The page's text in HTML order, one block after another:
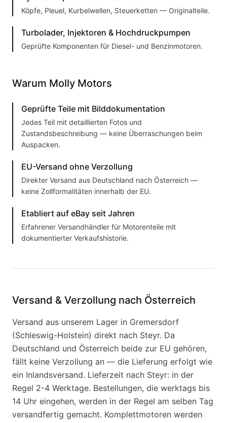
Köpfe, Pleuel, Kurbelwellen, Steuerketten — Originalteile.
Turbolader, Injektoren & Hochdruckpumpen
Geprüfte Komponenten für Diesel- und Benzinmotoren.
Warum Molly Motors
Geprüfte Teile mit Bilddokumentation
Jedes Teil mit detaillierten Fotos und
Zustandsbeschreibung — keine Überraschungen beim
Auspacken.
EU-Versand ohne Verzollung
Direkter Versand aus Deutschland nach Österreich —
keine Zollformalitäten innerhalb der EU.
Etabliert auf eBay seit Jahren
Erfahrener Versandhändler für Motorenteile mit
dokumentierter Verkaufshistorie.
Versand & Verzollung nach Österreich
Versand aus unserem Lager in Gremersdorf
(Schleswig-Holstein) direkt nach Steyr. Da
Deutschland und Österreich beide zur EU gehören,
fällt keine Verzollung an — die Lieferung erfolgt wie
ein Inlandsversand. Lieferzeit nach Steyr: in der
Regel 2-4 Werktage. Bestellungen, die werktags bis
14 Uhr eingehen, werden in der Regel am selben Tag
versandfertig gemacht. Komplettmotoren werden